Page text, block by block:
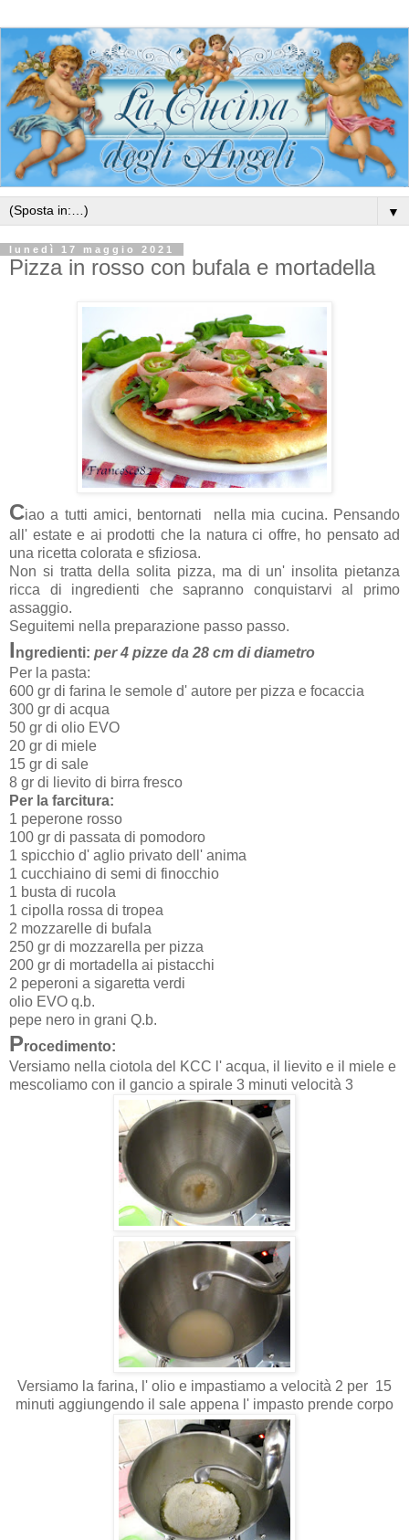
▼
lunedì 17 maggio 2021
Pizza in rosso con bufala e mortadella
Ciao a tutti amici, bentornati nella mia cucina. Pensando
all' estate e ai prodotti che la natura ci offre, ho pensato ad
una ricetta colorata e sfiziosa.
Non si tratta della solita pizza, ma di un' insolita pietanza
ricca di ingredienti che sapranno conquistarvi al primo
assaggio.
Seguitemi nella preparazione passo passo.
Ingredienti: per 4 pizze da 28 cm di diametro
Per la pasta:
600 gr di farina le semole d' autore per pizza e focaccia
300 gr di acqua
50 gr di olio EVO
20 gr di miele
15 gr di sale
8 gr di lievito di birra fresco
Per la farcitura:
1 peperone rosso
100 gr di passata di pomodoro
1 spicchio d' aglio privato dell' anima
1 cucchiaino di semi di finocchio
1 busta di rucola
1 cipolla rossa di tropea
2 mozzarelle di bufala
250 gr di mozzarella per pizza
200 gr di mortadella ai pistacchi
2 peperoni a sigaretta verdi
olio EVO q.b.
pepe nero in grani Q.b.
Procedimento:
Versiamo nella ciotola del KCC l' acqua, il lievito e il miele e
mescoliamo con il gancio a spirale 3 minuti velocità 3
Versiamo la farina, l' olio e impastiamo a velocità 2 per 15
minuti aggiungendo il sale appena l' impasto prende corpo